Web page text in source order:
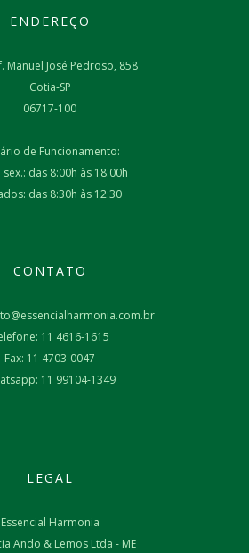
ENDEREÇO
Manuel José Pedroso, 858
Cotia-SP
06717-100
de Funcionamento:
sex.: das 8:00h às 18:00h
das 8:30h às 12:30
CONTATO
11 4616-1615
Fax: 11 4703-0047
11 99104-1349
LEGAL
Essencial Harmonia
Ando & Lemos Ltda - ME